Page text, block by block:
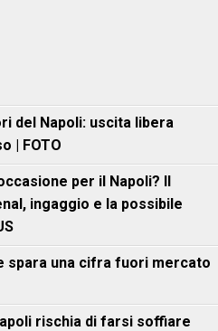
del Napoli: uscita libera
| FOTO
per il Napoli? Il
ingaggio e la possibile
spara una cifra fuori mercato
rischia di farsi soffiare